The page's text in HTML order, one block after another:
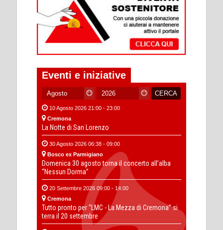
Eventi e iniziative
10 Agosto 2026 21:00 - 23:00
Cremona
La Notte di San Lorenzo
30 Agosto 2026 06:38 - 09:00
Bosco ex Parmigiano
Domenica 30 agosto torna il concerto all’alba
“Nessun Dorma”
20 Settembre 2026 09:00 - 14:00
Cremona
Tutto pronto per “LMC - La Mezza di Cremona” si
terra il 20 settembre